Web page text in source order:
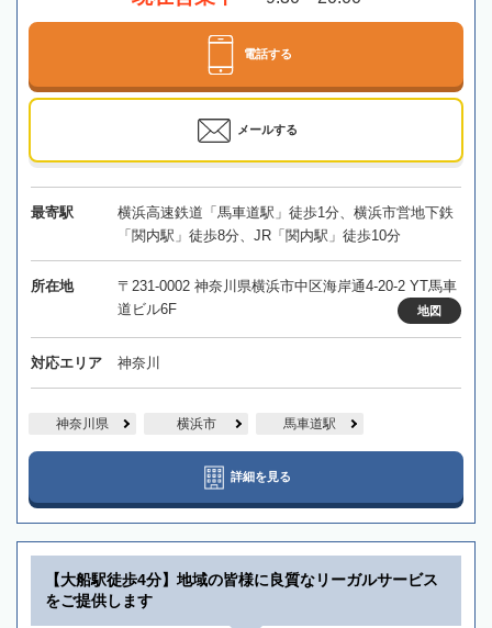
電話する
メールする
最寄駅
横浜高速鉄道「馬車道駅」徒歩1分、横浜市営地下鉄
「関内駅」徒歩8分、JR「関内駅」徒歩10分
所在地
〒231-0002 神奈川県横浜市中区海岸通4-20-2 YT馬車
道ビル6F
地図
対応エリア 神奈川
神奈川県 横浜市 馬車道駅
詳細を見る
【大船駅徒歩4分】地域の皆様に良質なリーガルサービス
をご提供します